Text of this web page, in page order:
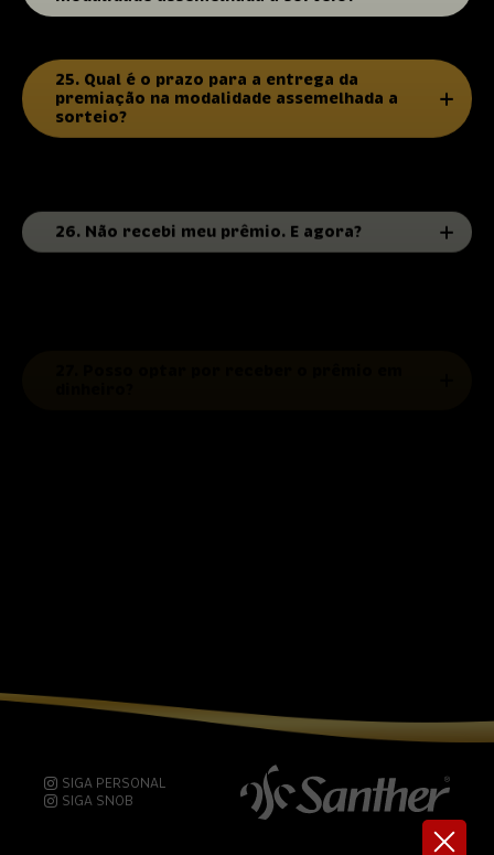
premiação na modalidade assemelhada a
sorteio?
27. Posso optar por receber o prêmio em
SIGA PERSONAL
SIGA SNOB